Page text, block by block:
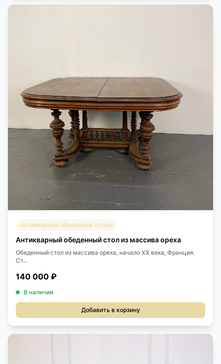
Антикварные обеденные столы
Антикварный обеденный стол из массива ореха
Обеденный стол из массива ореха, начало ХХ века, Франция.
Ст...
140 000 ₽
В наличии
Добавить в корзину